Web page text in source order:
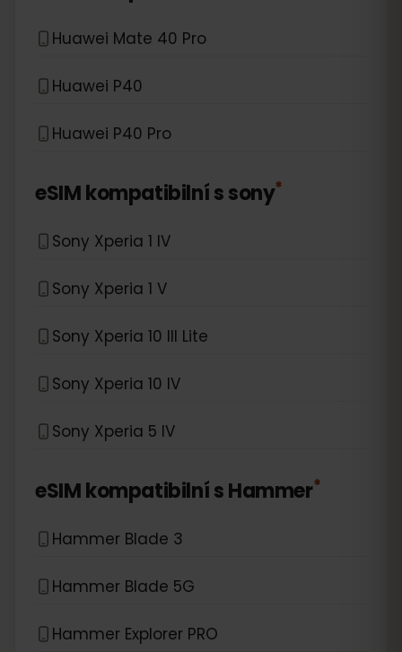
Huawei Mate 40 Pro
Huawei P40
Huawei P40 Pro
eSIM kompatibilní ssony*
Sony Xperia 1 IV
Sony Xperia 1 V
Sony Xperia 10 III Lite
Sony Xperia 10 IV
Sony Xperia 5 IV
eSIM kompatibilní sHammer*
Hammer Blade 3
Hammer Blade 5G
Hammer Explorer PRO